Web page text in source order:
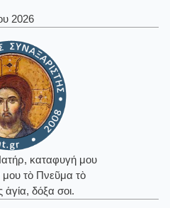
2026
καταφυγή μου
μου τὸ Πνεῦμα τὸ
ἁγία, δόξα σοι.